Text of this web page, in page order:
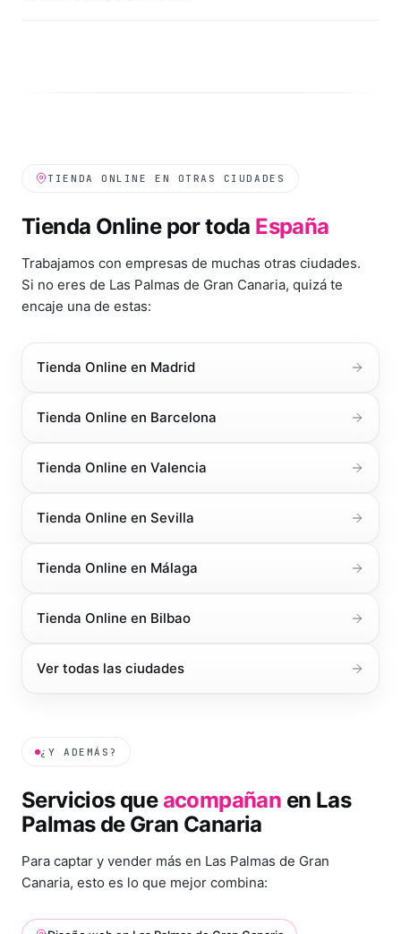
TIENDA ONLINE EN OTRAS CIUDADES
Tienda Onlinepor toda España
Trabajamos con empresas de muchas otras ciudades.
Si no eres de Las Palmas de Gran Canaria, quizá te
encaje una de estas:
Tienda Online en Madrid
Tienda Online en Barcelona
Tienda Online en Valencia
Tienda Online en Sevilla
Tienda Online en Málaga
Tienda Online en Bilbao
Ver todas las ciudades
¿Y ADEMÁS?
Servicios queacompañan en Las
Palmas de Gran Canaria
Para captar y vender más en Las Palmas de Gran
Canaria, esto es lo que mejor combina: